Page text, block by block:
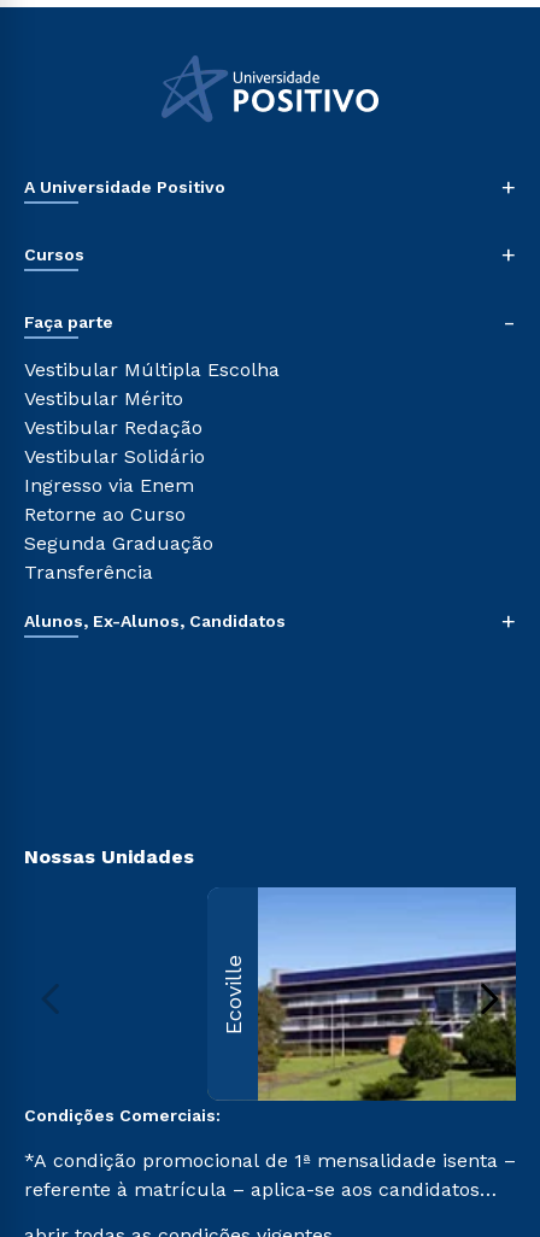
A Universidade Positivo +
Sala de Imprensa
Sou Colaborador
Ética e Integridade
Cursos +
Pós-graduação
Cursos de Medicina
Cursos Livres
Cursos Técnicos
Cursos Profissionalizantes
Faça parte -
Vestibular Múltipla Escolha
Vestibular Mérito
Vestibular Redação
Vestibular Solidário
Ingresso via Enem
Retorne ao Curso
Segunda Graduação
Transferência
Alunos, Ex-Alunos, Candidatos +
Nossas Unidades
Ecoville
Condições Comerciais:
*A condição promocional de 1ª mensalidade isenta –
referente à matrícula – aplica-se aos candidatos